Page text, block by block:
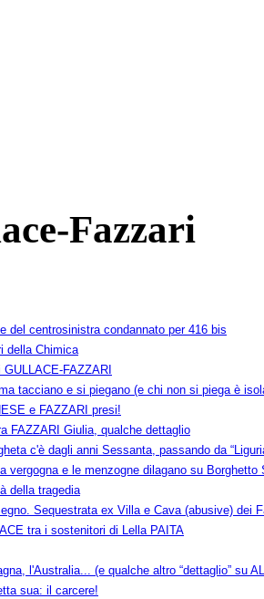
Fazzari
del centrosinistra condannato per 416 bis
della Chimica
FAZZARI
tacciano e si piegano (e chi non si piega è
e FAZZARI presi!
FAZZARI Giulia, qualche dettaglio
c'è dagli anni Sessanta, passando da
vergogna e le menzogne dilagano su Borghetto
della tragedia
Sequestrata ex Villa e Cava (abusive) dei
tra i sostenitori di Lella PAITA
l'Australia... (e qualche altro “dettaglio” su
sua: il carcere!